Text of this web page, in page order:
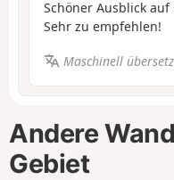
Schöner Ausblick
Sehr zu empfehlen!
Maschinell
Andere
Gebiet